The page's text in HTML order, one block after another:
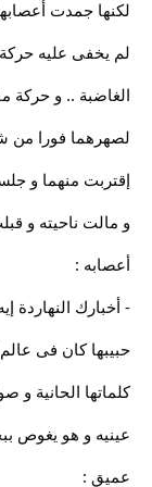
لكنها جمدت
لم يخفى عليه حركة
الغاضبة .. و حركة
لصهرهما فورا من
إقتربت منهما و
و مالت ناحيته و
أعصابه :
- أخبارك النهاردة
حبيبها كان فى
كلماتها الحانية و
عينيه و هو يغوص
عميق :